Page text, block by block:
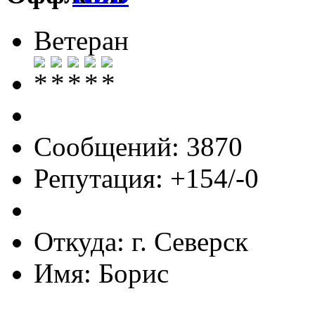
Ветеран
Сообщений: 3870
Репутация: +154/-0
Откуда: г. Северск
Имя: Борис